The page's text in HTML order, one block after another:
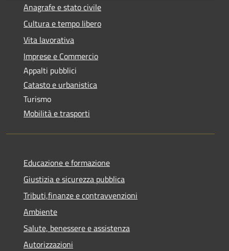
Anagrafe e stato civile
Cultura e tempo libero
Vita lavorativa
Imprese e Commercio
Appalti pubblici
Catasto e urbanistica
Turismo
Mobilità e trasporti
Educazione e formazione
Giustizia e sicurezza pubblica
Tributi,finanze e contravvenzioni
Ambiente
Salute, benessere e assistenza
Autorizzazioni